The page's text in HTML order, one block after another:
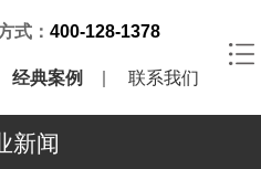
式： 400-128-1378
经典案例 联系我们
新闻